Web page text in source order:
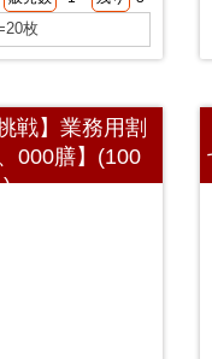
枚
戦】業務用割
000膳】(100